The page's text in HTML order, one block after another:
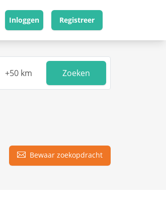
Inloggen Registreer
Zoeken
Bewaar zoekopdracht